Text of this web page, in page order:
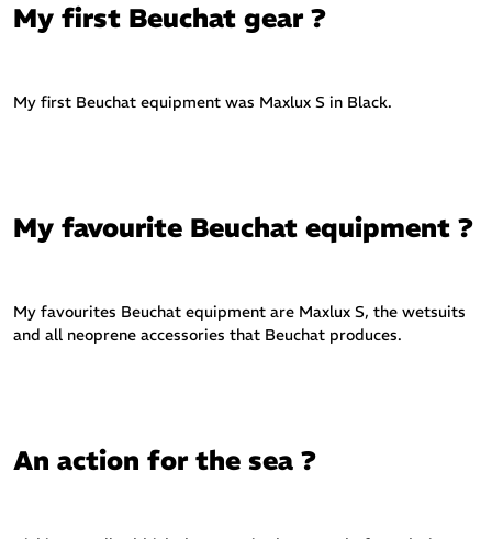
My first Beuchat gear ?
My first Beuchat equipment was Maxlux S in Black.
My favourite Beuchat equipment ?
My favourites Beuchat equipment are Maxlux S, the wetsuits
and all neoprene accessories that Beuchat produces.
An action for the sea ?